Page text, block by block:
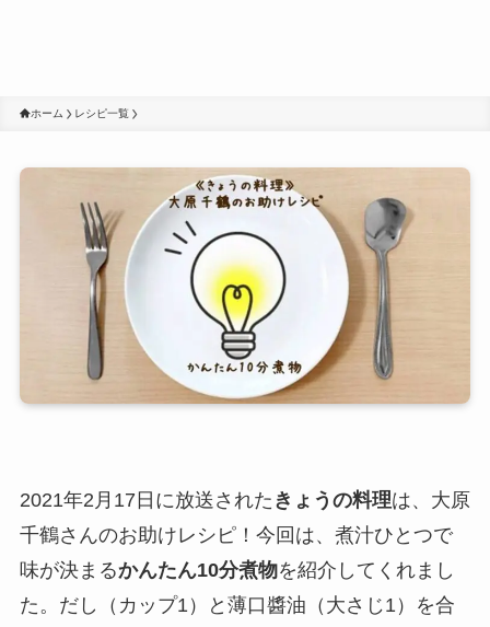
ホーム レシピ一覧
2021年2月17日に放送された きょうの料理は、大原
千鶴さんのお助けレシピ！今回は、煮汁ひとつで
味が決まるかんたん10分煮物を紹介してくれまし
た。だし（カップ1）と薄口醬油（大さじ1）を合